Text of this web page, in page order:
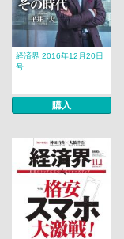
経済界 2016年12月20日
号
購入